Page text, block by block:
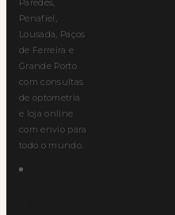
Penafiel,
Lousada, Paços
de Ferreira e
Grande Porto
com consultas
de optometria
e loja online
com envio para
todo o mundo.